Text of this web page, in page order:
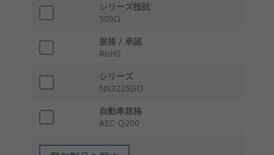
シリーズ抵抗
500Ω
規格 / 承認
RoHS
シリーズ
NX3225GD
自動車規格
AEC-Q200